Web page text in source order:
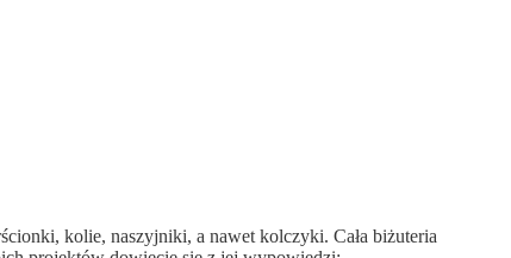
kolie, naszyjniki, a nawet kolczyki. Cała biżuteria